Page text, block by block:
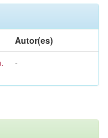
Autor(es)
-